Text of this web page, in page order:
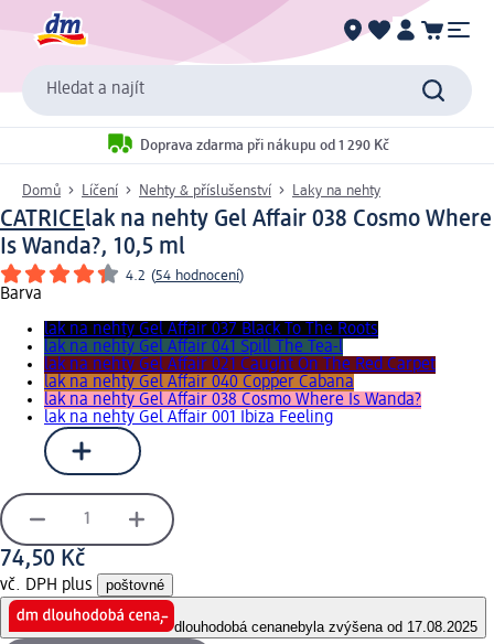
Hledat a najít
Doprava zdarma při nákupu od 1 290 Kč
Domů Líčení Nehty & příslušenství Laky na nehty
CATRICElak na nehty Gel Affair 038 Cosmo Where
Is Wanda?, 10,5 ml
4.2 (54 hodnocení)
Barva
lak na nehty Gel Affair 037 Black To The Roots
lak na nehty Gel Affair 041 Spill The Tea-l
lak na nehty Gel Affair 021 Caught On The Red Carpet
lak na nehty Gel Affair 040 Copper Cabana
lak na nehty Gel Affair 038 Cosmo Where Is Wanda?
lak na nehty Gel Affair 001 Ibiza Feeling
74,50 Kč
vč. DPH plus poštovné
dlouhodobá cenanebyla zvýšena od 17.08.2025